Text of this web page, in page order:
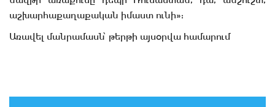
աշխարհաքաղաքական իմաստ ունի»:
Առավել մանրամասն՝ թերթի այսօրվա համարում